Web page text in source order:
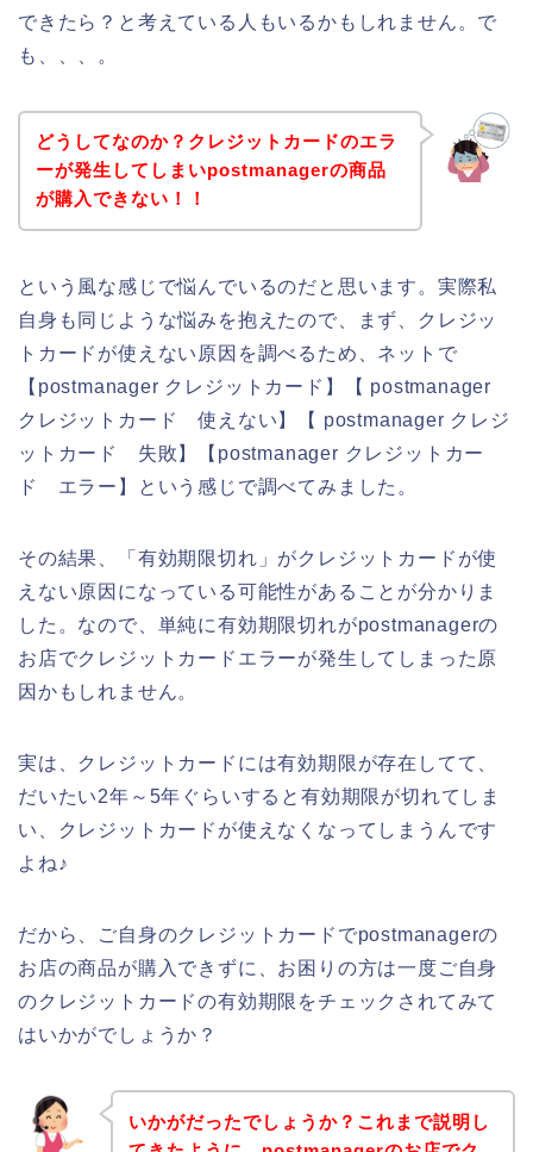
できたら？と考えている人もいるかもしれません。で
も、、、。
どうしてなのか？クレジットカードのエラ
ーが発生してしまいpostmanagerの商品
が購入できない！！
という風な感じで悩んでいるのだと思います。実際私
自身も同じような悩みを抱えたので、まず、クレジッ
トカードが使えない原因を調べるため、ネットで
【postmanager クレジットカード】【 postmanager
クレジットカード 使えない】【 postmanager クレジ
ットカード 失敗】【postmanager クレジットカー
ド エラー】という感じで調べてみました。
その結果、「有効期限切れ」がクレジットカードが使
えない原因になっている可能性があることが分かりま
した。なので、単純に有効期限切れがpostmanagerの
お店でクレジットカードエラーが発生してしまった原
因かもしれません。
実は、クレジットカードには有効期限が存在してて、
だいたい2年～5年ぐらいすると有効期限が切れてしま
い、クレジットカードが使えなくなってしまうんです
よね♪
だから、ご自身のクレジットカードでpostmanagerの
お店の商品が購入できずに、お困りの方は一度ご自身
のクレジットカードの有効期限をチェックされてみて
はいかがでしょうか？
いかがだったでしょうか？これまで説明し